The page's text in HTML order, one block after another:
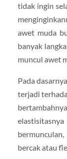
tidak ingin
awet muda
banyak
muncul awet
Pada
terjadi
bercak atau